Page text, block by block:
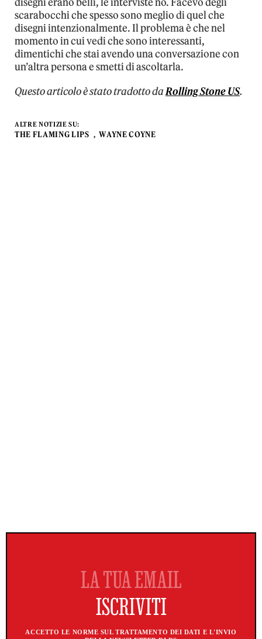
scarabocchi che spesso sono meglio di quel che
disegni intenzionalmente. Il problema è che nel
momento in cui vedi che sono interessanti,
dimentichi che stai avendo una conversazione con
un’altra persona e smetti di ascoltarla.
Questo articolo è stato tradotto daRolling Stone US.
ALTRE NOTIZIE SU:
THE FLAMING LIPS WAYNE COYNE
ACCETTO LE NORME SUL TRATTAMENTO DEI DATI E L'INVIO